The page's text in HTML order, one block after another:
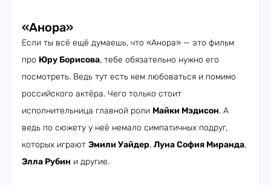
«Анора»
Если ты всё ещё думаешь, что «Анора» — это фильм
про Юру Борисова, тебе обязательно нужно его
посмотреть. Ведь тут есть кем любоваться и помимо
российского актёра. Чего только стоит
исполнительница главной роли Майки Мэдисон. А
ведь по сюжету у неё немало симпатичных подруг,
которых играют Эмили Уайдер, Луна София Миранда,
Элла Рубин и другие.